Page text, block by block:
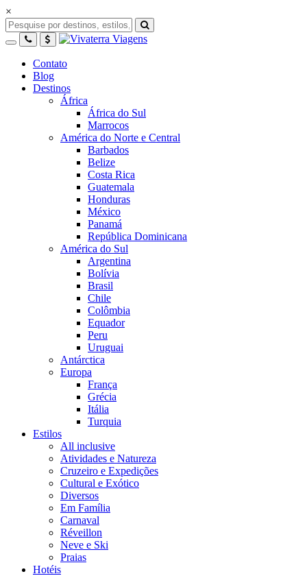
×
Contato
Blog
Destinos
África
África do Sul
Marrocos
América do Norte e Central
Barbados
Belize
Costa Rica
Guatemala
Honduras
México
Panamá
República Dominicana
América do Sul
Argentina
Bolívia
Brasil
Chile
Colômbia
Equador
Peru
Uruguai
Antárctica
Europa
França
Grécia
Itália
Turquia
Estilos
All inclusive
Atividades e Natureza
Cruzeiro e Expedições
Cultural e Exótico
Diversos
Em Família
Carnaval
Réveillon
Neve e Ski
Praias
Hotéis